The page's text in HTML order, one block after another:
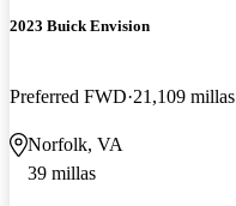
2023 Buick Envision
Preferred FWD 21,109 millas
Norfolk, VA
39 millas